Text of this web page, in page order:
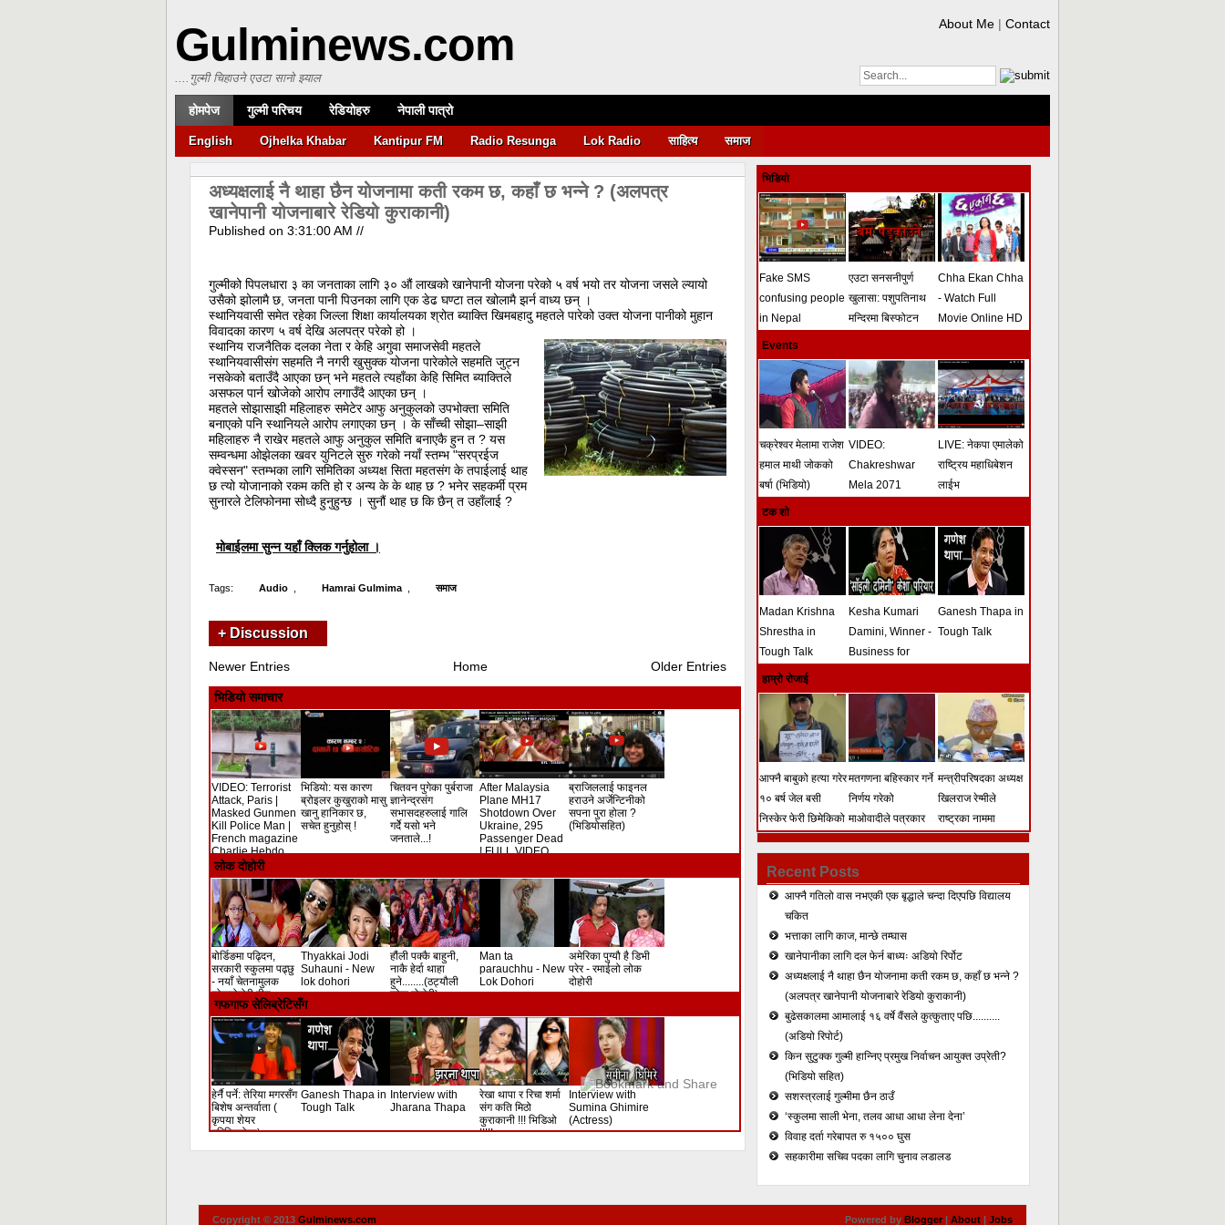
Gulminews.com
....गुल्मी चिहाउने एउटा सानो झ्याल
About Me | Contact
होमपेज गुल्मी परिचय रेडियोहरु नेपाली पात्रो
English Ojhelka Khabar Kantipur FM Radio Resunga Lok Radio साहित्य समाज
अध्यक्षलाई नै थाहा छैन योजनामा कती रकम छ, कहाँ छ भन्ने ? (अलपत्र
खानेपानी योजनाबारे रेडियो कुराकानी)
Published on 3:31:00 AM //
गुल्मीको पिपलधारा ३ का जनताका लागि ३० औं लाखको खानेपानी योजना परेको ५ वर्ष भयो तर योजना जसले ल्यायो
उसैको झोलामै छ, जनता पानी पिउनका लागि एक डेढ घण्टा तल खोलामै झर्न वाध्य छन् ।
स्थानियवासी समेत रहेका जिल्ला शिक्षा कार्यालयका श्रोत ब्याक्ति खिमबहादु महतले पारेको उक्त योजना पानीको मुहान
विवादका कारण ५ वर्ष देखि अलपत्र परेको हो ।
स्थानिय राजनैतिक दलका नेता र केहि अगुवा समाजसेवी महतले
स्थानियवासीसंग सहमति नै नगरी खुसुक्क योजना पारेकोले सहमति जुट्न
नसकेको बताउँदै आएका छन् भने महतले त्यहाँका केहि सिमित ब्याक्तिले
असफल पार्न खोजेको आरोप लगाउँदै आएका छन् ।
महतले सोझासाझी महिलाहरु समेटेर आफु अनुकुलको उपभोक्ता समिति
बनाएको पनि स्थानियले आरोप लगाएका छन् । के साँच्ची सोझा–साझी
महिलाहरु नै राखेर महतले आफु अनुकुल समिति बनाएकै हुन त ? यस
सम्वन्धमा ओझेलका खवर युनिटले सुरु गरेको नयाँ स्तम्भ "सरप्रईज
क्वेस्सन" स्तम्भका लागि समितिका अध्यक्ष सिता महतसंग के तपाईलाई थाह
छ त्यो योजानाको रकम कति हो र अन्य के के थाह छ ? भनेर सहकर्मी प्रम
सुनारले टेलिफोनमा सोध्दै हुनुहुन्छ । सुनौं थाह छ कि छैन् त उहाँलाई ?
मोबाईलमा सुन्न यहाँ क्लिक गर्नुहोला ।
Tags: Audio Hamrai Gulmima समाज
+ Discussion
Newer Entries Older Entries
Home
भिडियो समाचार
VIDEO: Terrorist
Attack, Paris |
Masked Gunmen
Kill Police Man |
French magazine
Charlie Hebdo
Shooting
भिडियो: यस कारण
ब्रोइलर कुखुराको मासु
खानु हानिकार छ,
सचेत हुनुहोस् !
चितवन पुगेका पुर्बराजा
ज्ञानेन्द्रसंग
सभासदहरुलाई गालि
गर्देे यसो भने
जनताले...!
After Malaysia
Plane MH17
Shotdown Over
Ukraine, 295
Passenger Dead
! FULL VIDEO
ब्राजिललाई फाइनल
हराउने अर्जेन्टिनीको
सपना पुरा होला ?
(भिडियोसहित)
लोक दोहोरी
बोर्डिङमा पढ्दिन,
सरकारी स्कुलमा पढ्छु
- नयाँ चेतनामुलक
लोकदोहोरी गीत
Thyakkai Jodi
Suhauni - New
lok dohori
हौंली पक्कै बाहुनी,
नाकै हेर्दा थाहा
हुने........(ठट्यौली
लोक दोहोरी)
Man ta
parauchhu - New
Lok Dohori
अमेरिका पुग्यौ है डिभी
परेर - रमाईलो लोक
दोहोरी
गफगाफ सेलिब्रेटिसँग
हेर्नै पर्ने: तेरिया मगरसँग
बिशेष अन्तर्वाता (
कृपया शेयर
गरिदिनुहोला)
Ganesh Thapa in
Tough Talk
Interview with
Jharana Thapa
रेखा थापा र रिचा शर्मा
संग कति मिठो
कुराकानी !!! भिडिओ
!!!!!
Interview with
Sumina Ghimire
(Actress)
भिडियो
Fake SMS
confusing people
in Nepal
एउटा सनसनीपुर्ण
खुलासा: पशुपतिनाथ
मन्दिरमा बिस्फोटन
(भिडियो)
Chha Ekan Chha
- Watch Full
Movie Online HD
Events
चक्रेश्वर मेलामा राजेश
हमाल माथी जोकको
बर्षा (भिडियो)
VIDEO:
Chakreshwar
Mela 2071
LIVE: नेकपा एमालेको
राष्ट्रिय महाधिबेशन
लाईभ
टक शो
Madan Krishna
Shrestha in
Tough Talk
Kesha Kumari
Damini, Winner -
Business for
Tough Talk
Ganesh Thapa in
Tough Talk
हाम्रो रोजाई
आफ्नै बाबुको हत्या गरेर
१० बर्ष जेल बसी
निस्केर फेरी छिमेकिको
मतगणना बहिस्कार गर्ने
निर्णय गरेको
माओवादीले पत्रकार
मन्त्रीपरिषदका अध्यक्ष
खिलराज रेग्मीले
राष्ट्रका नाममा
Recent Posts
आफ्नै गतिलो वास नभएकी एक बृद्धाले चन्दा दिएपछि विद्यालय
चकित
भत्ताका लागि काज, मान्छे तम्घास
खानेपानीका लागि दल फेर्न बाध्यः अडियो रिर्पोट
अध्यक्षलाई नै थाहा छैन योजनामा कती रकम छ, कहाँ छ भन्ने ?
(अलपत्र खानेपानी योजनाबारे रेडियो कुराकानी)
बुढेसकालमा आमालाई १६ वर्षे वैंसले कुत्कुताए पछि..........
(अडियो रिपोर्ट)
किन सुटुक्क गुल्मी हान्निए प्रमुख निर्वाचन आयुक्त उप्रेती?
(भिडियो सहित)
सशस्त्रलाई गुल्मीमा छैन ठाउँ
‘स्कुलमा साली भेना, तलव आधा आधा लेना देना’
विवाह दर्ता गरेबापत रु १५०० घुस
सहकारीमा सचिव पदका लागि चुनाव लडालड
Copyright © 2013 Gulminews.com Powered by Blogger | About | Jobs